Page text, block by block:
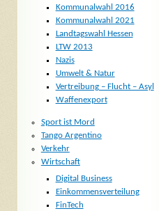
Kommunalwahl 2016
Kommunalwahl 2021
Landtagswahl Hessen
LTW 2013
Nazis
Umwelt & Natur
Vertreibung – Flucht – Asyl
Waffenexport
Sport ist Mord
Tango Argentino
Verkehr
Wirtschaft
Digital Business
Einkommensverteilung
FinTech